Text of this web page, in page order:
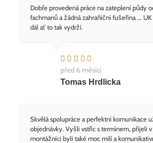
Dobře provedená práce na zateplení půdy
fachmanů a žádná zahraňiční fušeřina ... UK
dál ať to tak vydrží.
před 6 měsíci
Tomas Hrdlicka
Skvělá spolupráce a perfektní komunikace
objednávky. Vyšli vstříc s termínem, přijeli
montážníci byli také moc milí a